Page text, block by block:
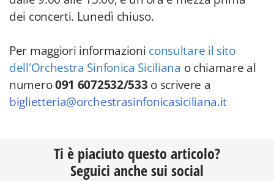
dei concerti. Lunedì chiuso.
Per maggiori informazioni consultare il sito
dell'Orchestra Sinfonica Siciliana o chiamare al
numero091 6072532/533 o scrivere a
biglietteria@orchestrasinfonicasiciliana.it
Ti è piaciuto questo articolo?
Seguici anche sui social